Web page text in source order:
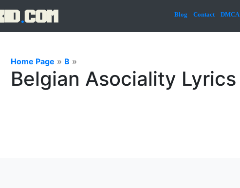
Blog Contact DMCA
Home Page » B »
Belgian Asociality Lyrics